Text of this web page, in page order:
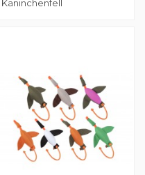
Kaninchenfell